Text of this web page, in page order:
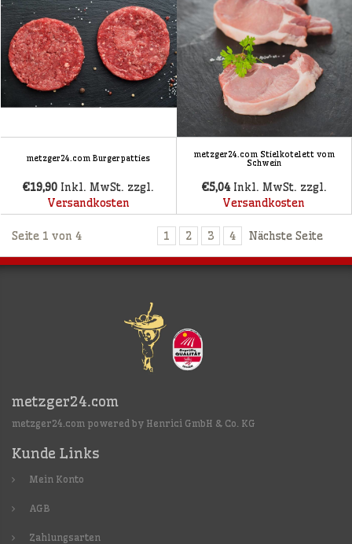
metzger24.com Burgerpatties
€19,90 Inkl. MwSt. zzgl.
Versandkosten
metzger24.com Stielkotelett vom
Schwein
€5,04 Inkl. MwSt. zzgl.
Versandkosten
Seite 1 von 4 1 2 3 4 Nächste Seite
metzger24.com
metzger24.com powered by Henrici GmbH & Co. KG
Kunde Links
Mein Konto
AGB
Zahlungsarten